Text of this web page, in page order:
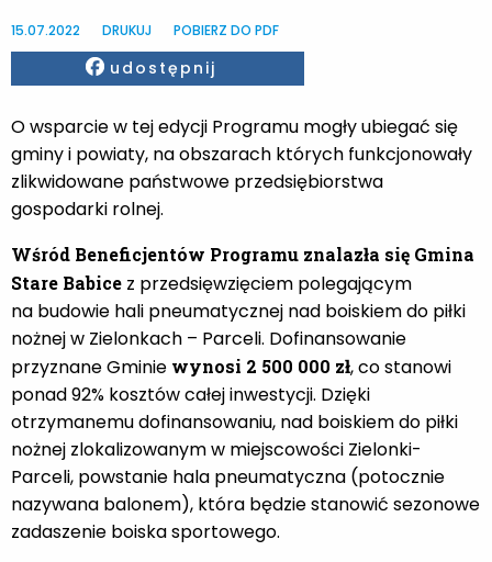
15.07.2022 DRUKUJ POBIERZ DO PDF
Facebook
udostępnij
O wsparcie w tej edycji Programu mogły ubiegać się
gminy i powiaty, na obszarach których funkcjonowały
zlikwidowane państwowe przedsiębiorstwa
gospodarki rolnej.
Wśród Beneficjentów Programu znalazła się Gmina
Stare Babice z przedsięwzięciem polegającym
na budowie hali pneumatycznej nad boiskiem do piłki
nożnej w Zielonkach – Parceli. Dofinansowanie
przyznane Gminie wynosi 2 500 000 zł, co stanowi
ponad 92% kosztów całej inwestycji. Dzięki
otrzymanemu dofinansowaniu, nad boiskiem do piłki
nożnej zlokalizowanym w miejscowości Zielonki-
Parceli, powstanie hala pneumatyczna (potocznie
nazywana balonem), która będzie stanowić sezonowe
zadaszenie boiska sportowego.